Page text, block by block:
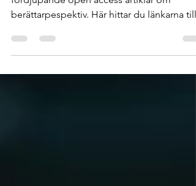
För Skolverkets räkning har jag författat två
berättarpespektiv. Här hittar du länkarna till
dessa!